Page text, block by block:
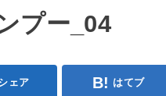
プー_04
ェア はてブ